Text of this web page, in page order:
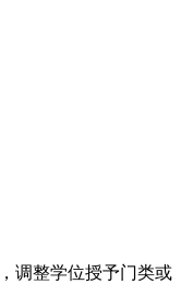
调整学位授予门类或